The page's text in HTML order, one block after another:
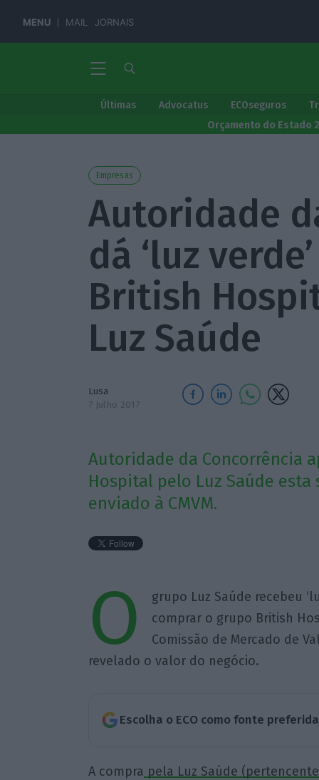
MENU MAIL JORNAIS
Últimas Advocatus ECOseguros
Orçamento do Estado
Empresas
Autoridade
dá ‘luz
British
Luz Saúde
Lusa
7 Julho 2017
Autoridade da Concorrência
Hospital pelo Luz Saúde
enviado à CMVM.
O
grupo Luz Saúde recebeu
comprar o grupo British
Comissão de Mercado de
revelado o valor do negócio.
Escolha o ECO como fonte
A compra pela Luz Saúde